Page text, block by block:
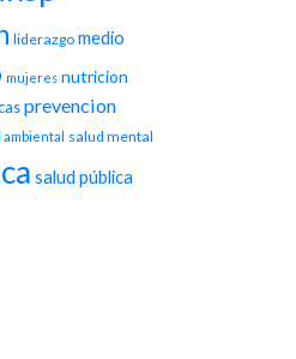
liderazgo medio
mujeres nutricion
prevencion
ambiental salud mental
salud pública